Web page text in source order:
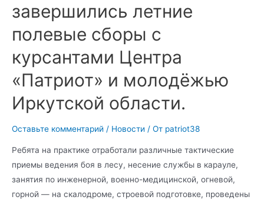
завершились летние
полевые сборы с
курсантами Центра
«Патриот» и молодёжью
Иркутской области.
Оставьте комментарий / Новости / От patriot38
Ребята на практике отработали различные тактические
приемы ведения боя в лесу, несение службы в карауле,
занятия по инженерной, военно-медицинской, огневой,
горной — на скалодроме, строевой подготовке, проведены